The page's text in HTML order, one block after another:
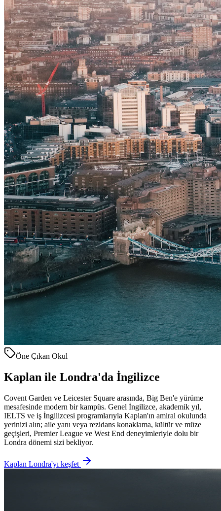
Öne Çıkan Okul
Kaplan ile Londra'da İngilizce
Covent Garden ve Leicester Square arasında, Big Ben'e yürüme
mesafesinde modern bir kampüs. Genel İngilizce, akademik yıl,
IELTS ve iş İngilizcesi programlarıyla Kaplan'ın amiral okulunda
yerinizi alın; aile yanı veya rezidans konaklama, kültür ve müze
geçişleri, Premier League ve West End deneyimleriyle dolu bir
Londra dönemi sizi bekliyor.
Kaplan Londra'yı keşfet